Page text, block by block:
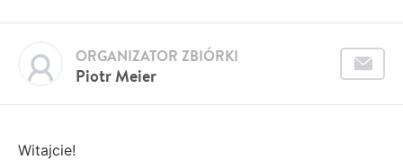
Piotr Meier
ORGANIZATOR ZBIÓRKI
Witajcie!